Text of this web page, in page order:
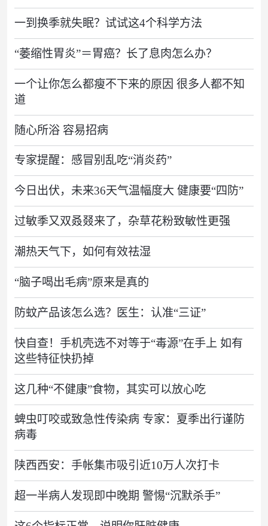
一到换季就失眠？试试这4个科学方法
“萎缩性胃炎”＝胃癌？长了息肉怎么办？
一个让你怎么都瘦不下来的原因 很多人都不知
道
随心所浴 容易招病
专家提醒：感冒别乱吃“消炎药”
今日出伏，未来36天气温幅度大 健康要“四防”
过敏季又双叒叕来了，杂草花粉致敏性更强
潮热天气下，如何有效祛湿
“脑子喝出毛病”原来是真的
防蚊产品该怎么选？医生：认准“三证”
快自查！手机壳选不对等于“毒源”在手上 如有
这些特征快扔掉
这几种“不健康”食物，其实可以放心吃
蜱虫叮咬或致急性传染病 专家：夏季出行谨防
病毒
陕西西安：手帐集市吸引近10万人次打卡
超一半病人发现即中晚期 警惕“沉默杀手”